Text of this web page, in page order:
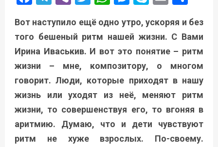
Вот наступило ещё одно утро, ускоряя и без
того бешеный ритм нашей жизни. С Вами
Ирина Иваськив. И вот это понятие – ритм
жизни – мне, композитору, о многом
говорит. Люди, которые приходят в нашу
жизнь или уходят из неё, меняют ритм
жизни, то совершенствуя его, то вгоняя в
аритмию. Думаю, что и дети чувствуют
ритм не хуже взрослых. По-своему.